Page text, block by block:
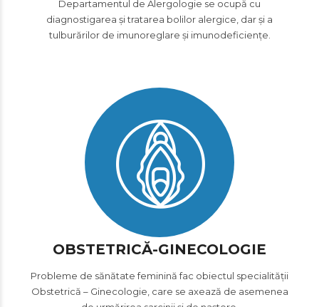
Departamentul de Alergologie se ocupă cu
diagnostigarea și tratarea bolilor alergice, dar și a
tulburărilor de imunoreglare și imunodeficiențe.
OBSTETRICĂ-GINECOLOGIE
Probleme de sănătate feminină fac obiectul specialității
Obstetrică – Ginecologie, care se axează de asemenea